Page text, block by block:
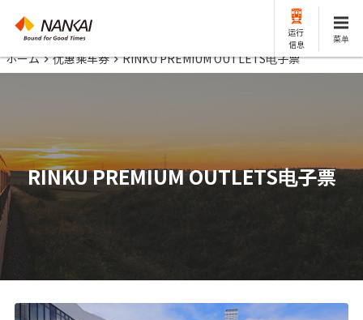
运行
信息
菜单
ホーム 优惠乘车券 RINKU PREMIUM OUTLETS电子票
RINKU PREMIUM OUTLETS电子票